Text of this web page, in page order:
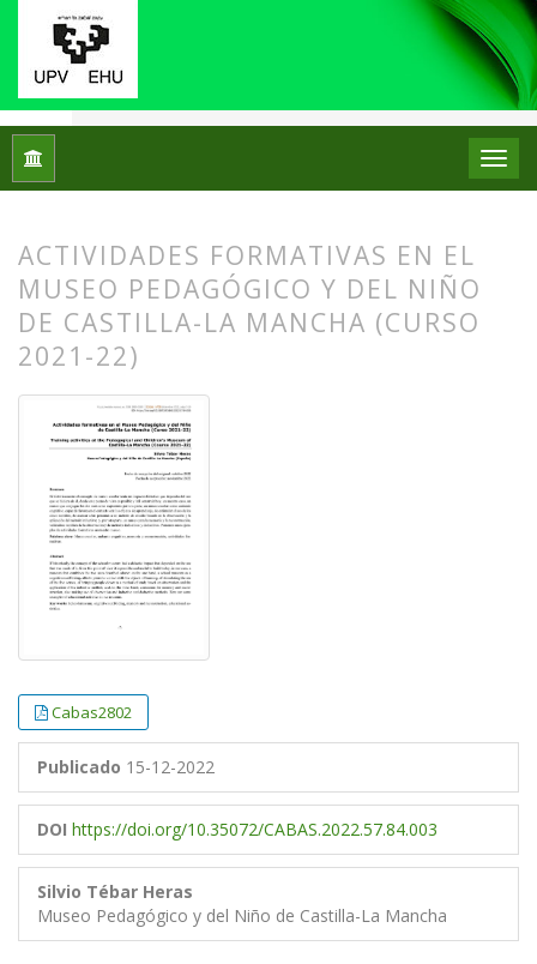
Inicio Núm. 28 (2022): Número Monográfico:
ACTIVIDADES FORMATIVAS EN EL
MUSEO PEDAGÓGICO Y DEL NIÑO
DE CASTILLA-LA MANCHA (CURSO
2021-22)
Cabas2802
Publicado 15-12-2022
DOI https://doi.org/10.35072/CABAS.2022.57.84.003
Silvio Tébar Heras
Museo Pedagógico y del Niño de Castilla-La Mancha